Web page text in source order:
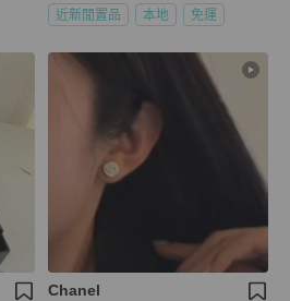
近新閒置品 本地 免運
Chanel